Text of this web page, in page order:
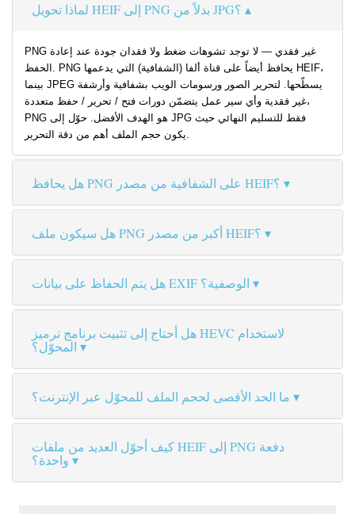
لماذا تحويل HEIF إلى PNG بدلاً من JPG؟
PNG غير فقدي — لا توجد تشوهات ضغط ولا فقدان جودة عند إعادة
الحفظ. PNG يحافظ أيضاً على قناة ألفا (الشفافية) التي يدعمها HEIF،
بينما JPEG يسطّحها. لتحرير الصور ورسومات الويب بشفافية وأرشفة
غير فقدية وأي سير عمل يتضمّن دورات فتح / تحرير / حفظ متعددة،
PNG هو الهدف الأفضل. حوّل إلى JPG فقط للتسليم النهائي حيث
يكون حجم الملف أهم من دقة التحرير.
هل يحافظ PNG على الشفافية من مصدر HEIF؟
هل سيكون ملف PNG أكبر من مصدر HEIF؟
هل يتم الحفاظ على بيانات EXIF الوصفية؟
هل أحتاج إلى تثبيت برنامج ترميز HEVC لاستخدام
المحوّل؟
ما الحد الأقصى لحجم الملف للمحوّل عبر الإنترنت؟
كيف أحوّل العديد من ملفات HEIF إلى PNG دفعة
واحدة؟